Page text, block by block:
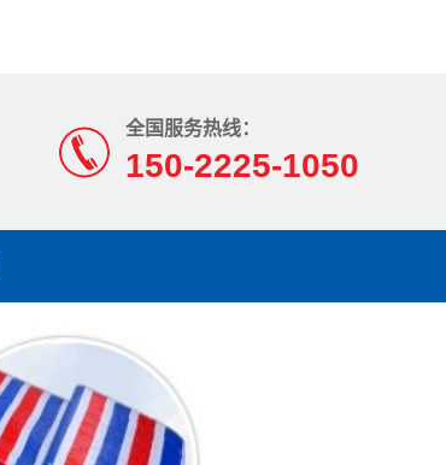
全国服务热线：
150-2225-1050